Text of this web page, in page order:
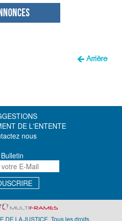
Arrière
DE L'ENTENTE
nous
Bulletin
DE LA JUSTICE. Tous les droits